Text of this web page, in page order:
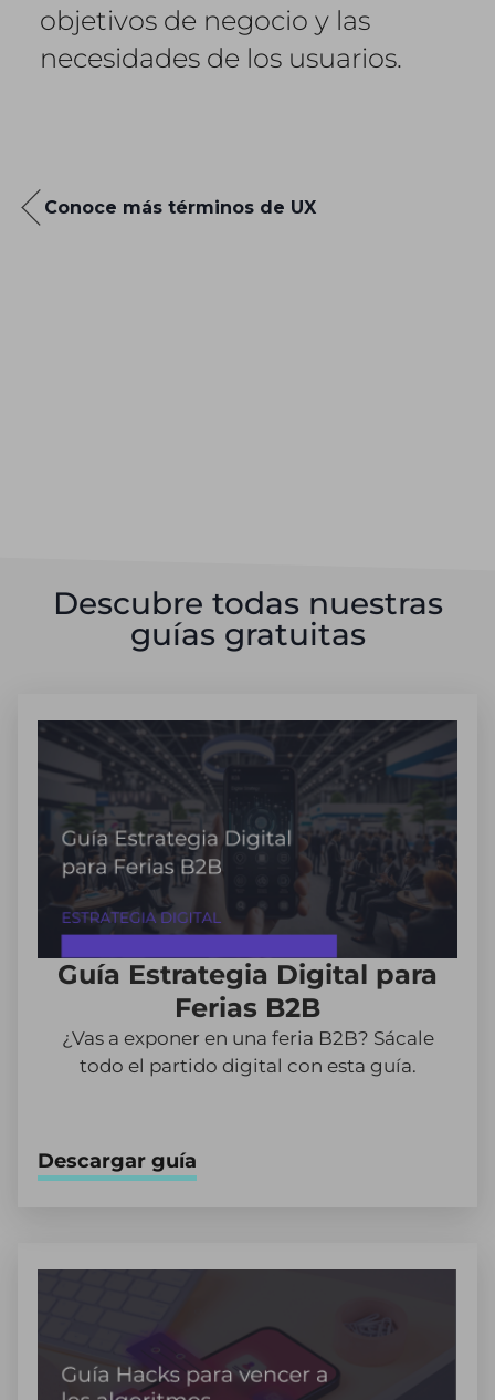
objetivos de negocio y las
necesidades de los usuarios.
Conoce más términos de UX
Descubre todas nuestras
guías gratuitas
Guía Estrategia Digital para
Ferias B2B
¿Vas a exponer en una feria B2B? Sácale
todo el partido digital con esta guía.
Descargar guía